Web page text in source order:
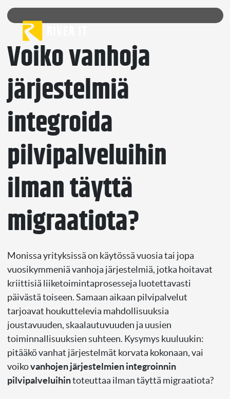
Skip to content
Voiko vanhoja
järjestelmiä
integroida
pilvipalveluihin
ilman täyttä
migraatiota?
Monissa yrityksissä on käytössä vuosia tai jopa
vuosikymmeniä vanhoja järjestelmiä, jotka hoitavat
kriittisiä liiketoimintaprosesseja luotettavasti
päivästä toiseen. Samaan aikaan pilvipalvelut
tarjoavat houkuttelevia mahdollisuuksia
joustavuuden, skaalautuvuuden ja uusien
toiminnallisuuksien suhteen. Kysymys kuuluukin:
pitääkö vanhat järjestelmät korvata kokonaan, vai
voikovanhojen järjestelmien integroinnin
pilvipalveluihintoteuttaa ilman täyttä migraatiota?